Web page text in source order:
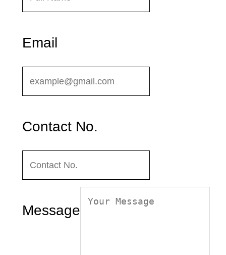
Email
Contact No.
Message